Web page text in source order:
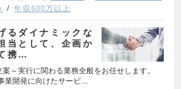
年収600万以上
るダイナミックな
当として、企画か
携…
～実行に関わる業務全般をお任せします。
業開発に向けたサービ…